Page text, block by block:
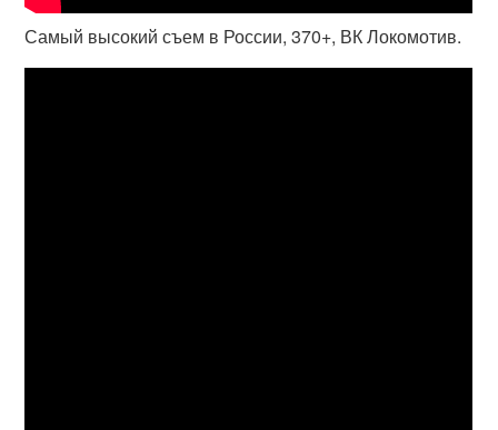
Самый высокий съем в России, 370+, ВК Локомотив.